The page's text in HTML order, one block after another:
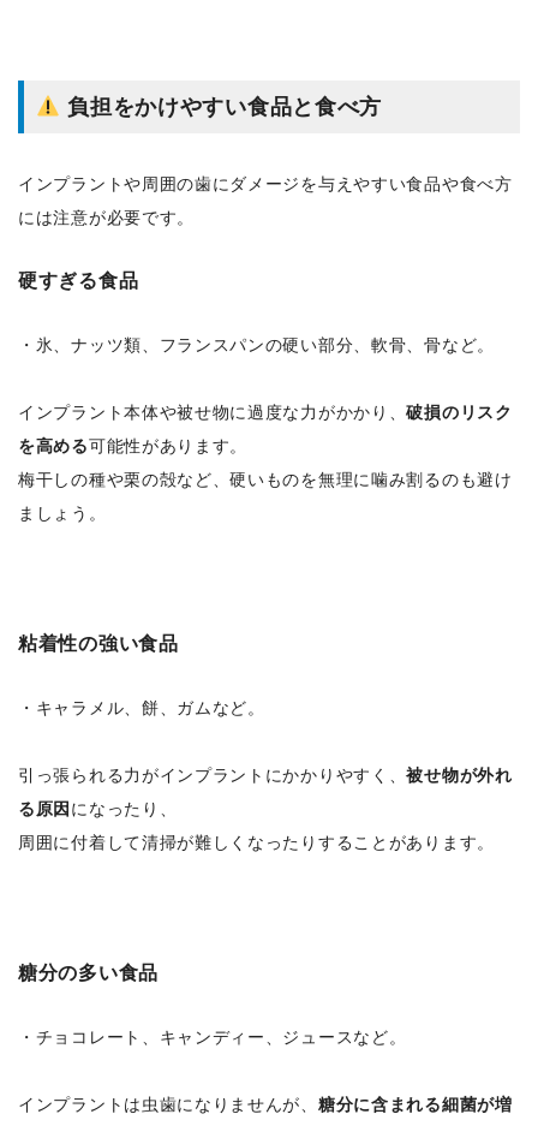
負担をかけやすい食品と食べ方
インプラントや周囲の歯にダメージを与えやすい食品や食べ方
には注意が必要です。
硬すぎる食品
・氷、ナッツ類、フランスパンの硬い部分、軟骨、骨など。
インプラント本体や被せ物に過度な力がかかり、破損のリスク
を高める可能性があります。
梅干しの種や栗の殻など、硬いものを無理に噛み割るのも避け
ましょう。
粘着性の強い食品
・キャラメル、餅、ガムなど。
引っ張られる力がインプラントにかかりやすく、被せ物が外れ
る原因 になったり、
周囲に付着して清掃が難しくなったりすることがあります。
糖分の多い食品
・チョコレート、キャンディー、ジュースなど。
インプラントは虫歯になりませんが、 糖分に含まれる細菌が増